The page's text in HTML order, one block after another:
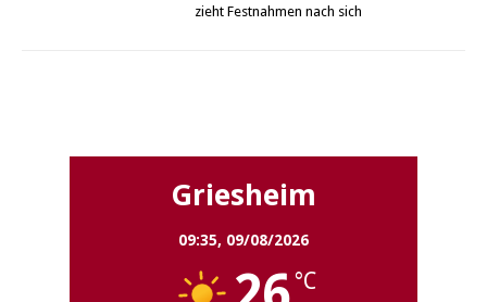
zieht Festnahmen nach sich
Griesheim
09:35, 09/08/2026
°C